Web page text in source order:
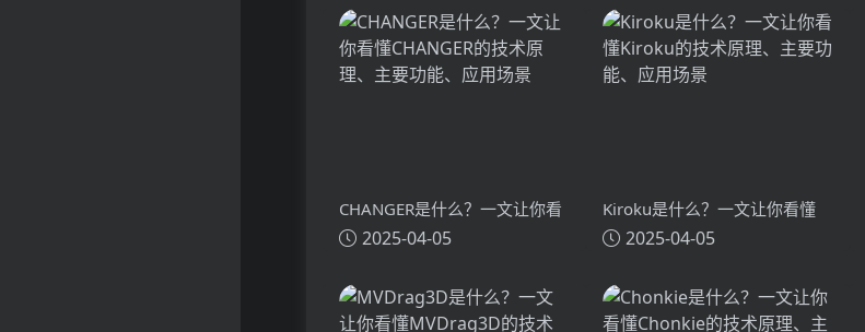
CHANGER是什么？一文让你看
懂CHANGER的技术原理、主要
2025-04-05
Kiroku是什么？一文让你看懂
Kiroku的技术原理、主要功能、
2025-04-05